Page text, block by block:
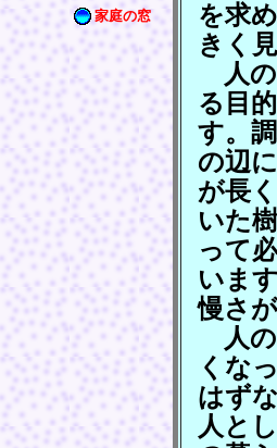
家庭の窓
を求
きく
人の
る目
す。
の辺
が長
いた
って
いま
慢さ
人の
くな
はず
人と